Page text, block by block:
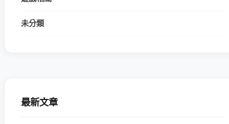
未分類
最新文章